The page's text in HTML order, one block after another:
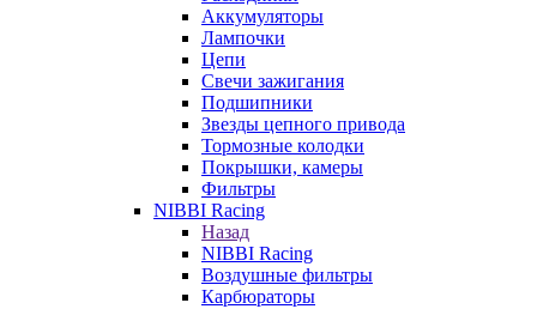
Аккумуляторы
Лампочки
Цепи
Свечи зажигания
Подшипники
Звезды цепного привода
Тормозные колодки
Покрышки, камеры
Фильтры
NIBBI Racing
Назад
NIBBI Racing
Воздушные фильтры
Карбюраторы